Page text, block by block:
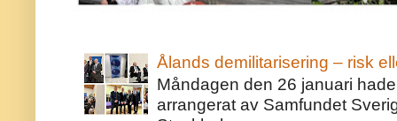
Ålands demilitarisering – risk
Måndagen den 26 januari
arrangerat av Samfundet